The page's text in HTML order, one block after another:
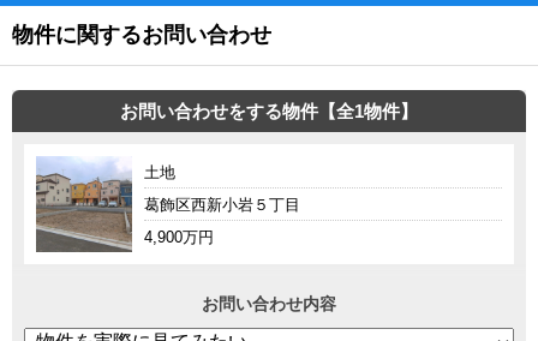
物件に関するお問い合わせ
お問い合わせをする物件【全1物件】
土地
葛飾区西新小岩５丁目
4,900万円
お問い合わせ内容